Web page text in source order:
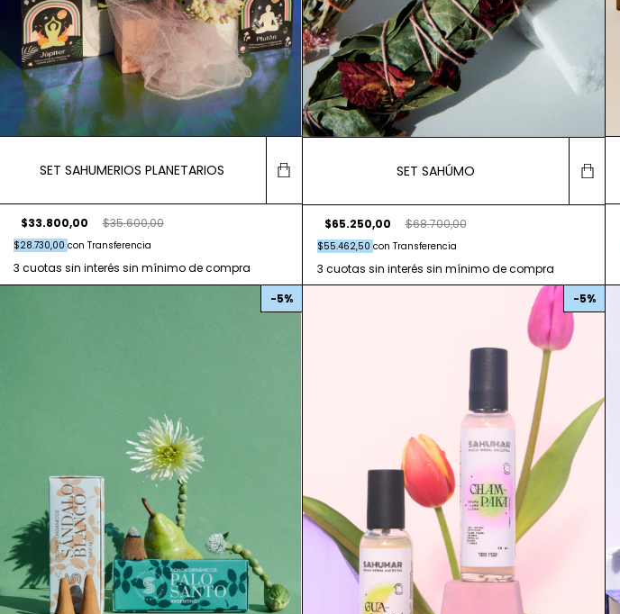
SET SAHUMERIOS PLANETARIOS
$33.800,00 $35.600,00
$28.730,00 con Transferencia
SET SAHÚMO
$65.250,00 $68.700,00
$55.462,50 con Transferencia
-5% -5%